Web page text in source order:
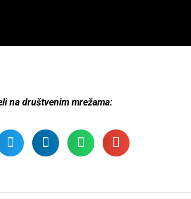
na društvenim mrežama: